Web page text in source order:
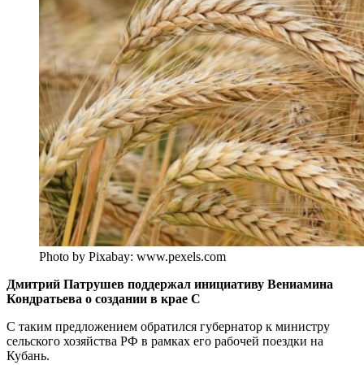
Photo by Pixabay: www.pexels.com
Дмитрий Патрушев поддержал инициативу Вениамина
Кондратьева о создании в крае С
С таким предложением обратился губернатор к министру
сельского хозяйства РФ в рамках его рабочей поездки на
Кубань.